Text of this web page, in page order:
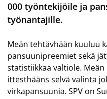
000 työntekijöile ja
työnantajille.
Meän tehtävhään kuuluu
pansuunipreemiet sekä
statistiikkaa valtiole.
ittesthääns selvä valinta
virkapansuunia. SPV on